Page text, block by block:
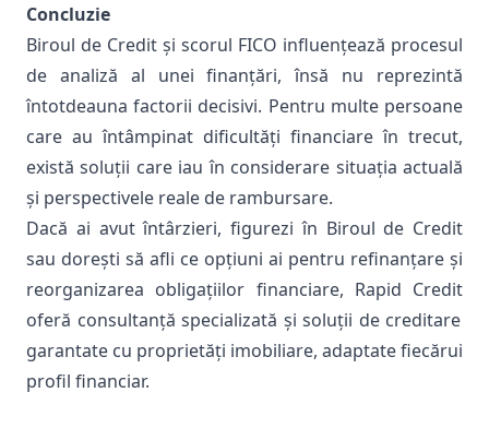
Concluzie
Biroul de Credit și scorul FICO influențează procesul
de analiză al unei finanțări, însă nu reprezintă
întotdeauna factorii decisivi. Pentru multe persoane
care au întâmpinat dificultăți financiare în trecut,
există soluții care iau în considerare situația actuală
și perspectivele reale de rambursare.
Dacă ai avut întârzieri, figurezi în Biroul de Credit
sau dorești să afli ce opțiuni ai pentru refinanțare și
reorganizarea obligațiilor financiare, Rapid Credit
oferă consultanță specializată și soluții de creditare
garantate cu proprietăți imobiliare, adaptate fiecărui
profil financiar.